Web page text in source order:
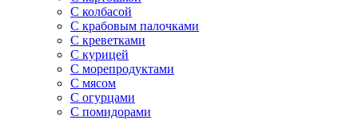
С колбасой
С крабовым палочками
С креветками
С курицей
С морепродуктами
С мясом
С огурцами
С помидорами